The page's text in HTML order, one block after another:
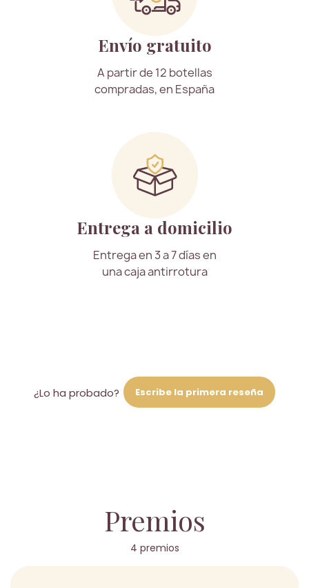
Envío gratuito
A partir de 12 botellas
compradas, en España
Entrega a domicilio
Entrega en 3 a 7 días en
una caja antirrotura
¿Lo ha probado? Escribe la primera reseña
Premios
4 premios